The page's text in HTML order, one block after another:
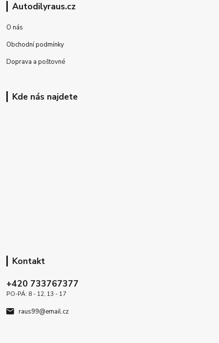
Autodilyraus.cz
O nás
Obchodní podmínky
Doprava a poštovné
Kde nás najdete
Kontakt
+420 733767377
PO-PÁ: 8 - 12, 13 - 17
raus99@email.cz